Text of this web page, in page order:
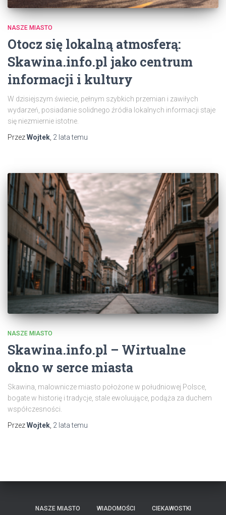
NASZE MIASTO
Otocz się lokalną atmosferą:
Skawina.info.pl jako centrum
informacji i kultury
W dzisiejszym świecie, pełnym szybkich przemian i zawiłych
wydarzeń, posiadanie solidnego źródła lokalnych informacji staje
się niezmiernie istotne.
PrzezWojtek, 2 latatemu
NASZE MIASTO
Skawina.info.pl – Wirtualne
okno w serce miasta
Skawina, malownicze miasto położone w południowej Polsce,
bogate w historię i tradycje, stale ewoluujące, podąża za duchem
współczesności.
PrzezWojtek 2 latatemu
NASZE MIASTO WIADOMOŚCI CIEKAWOSTKI